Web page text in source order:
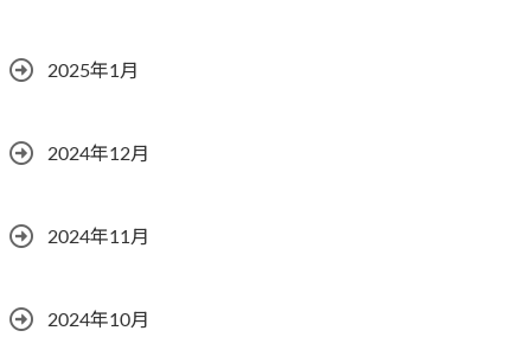
2025年1月
2024年12月
2024年11月
2024年10月